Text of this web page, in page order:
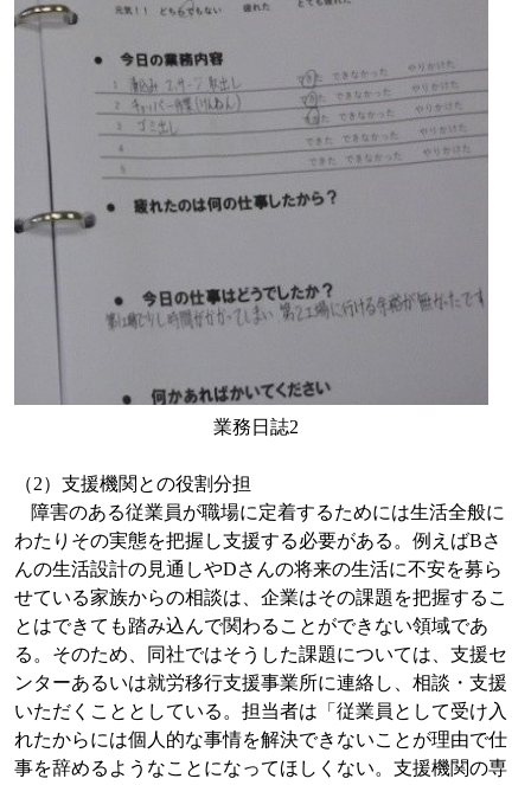
業務日誌2
（2）支援機関との役割分担
障害のある従業員が職場に定着するためには生活全般に
わたりその実態を把握し支援する必要がある。例えばBさ
んの生活設計の見通しやDさんの将来の生活に不安を募ら
せている家族からの相談は、企業はその課題を把握するこ
とはできても踏み込んで関わることができない領域であ
る。そのため、同社ではそうした課題については、支援セ
ンターあるいは就労移行支援事業所に連絡し、相談・支援
いただくこととしている。担当者は「従業員として受け入
れたからには個人的な事情を解決できないことが理由で仕
事を辞めるようなことになってほしくない。支援機関の専